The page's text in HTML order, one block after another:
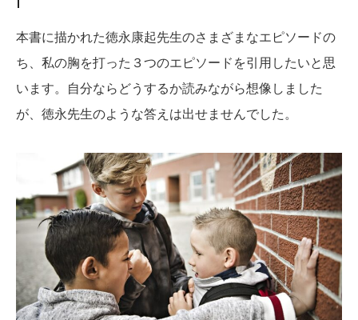
本書に描かれた徳永康起先生のさまざまなエピソードの
ち、私の胸を打った３つのエピソードを引用したいと思
います。自分ならどうするか読みながら想像しました
が、徳永先生のような答えは出せませんでした。